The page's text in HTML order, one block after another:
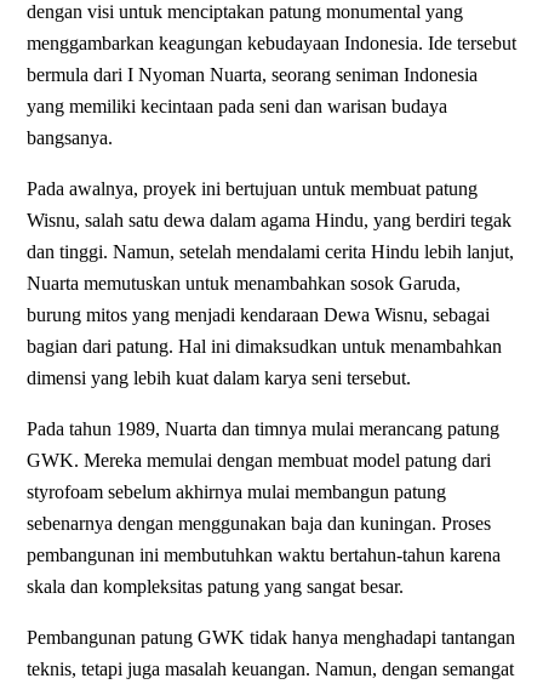
dengan visi untuk menciptakan patung monumental yang
menggambarkan keagungan kebudayaan Indonesia. Ide tersebut
bermula dari I Nyoman Nuarta, seorang seniman Indonesia
yang memiliki kecintaan pada seni dan warisan budaya
bangsanya.
Pada awalnya, proyek ini bertujuan untuk membuat patung
Wisnu, salah satu dewa dalam agama Hindu, yang berdiri tegak
dan tinggi. Namun, setelah mendalami cerita Hindu lebih lanjut,
Nuarta memutuskan untuk menambahkan sosok Garuda,
burung mitos yang menjadi kendaraan Dewa Wisnu, sebagai
bagian dari patung. Hal ini dimaksudkan untuk menambahkan
dimensi yang lebih kuat dalam karya seni tersebut.
Pada tahun 1989, Nuarta dan timnya mulai merancang patung
GWK. Mereka memulai dengan membuat model patung dari
styrofoam sebelum akhirnya mulai membangun patung
sebenarnya dengan menggunakan baja dan kuningan. Proses
pembangunan ini membutuhkan waktu bertahun-tahun karena
skala dan kompleksitas patung yang sangat besar.
Pembangunan patung GWK tidak hanya menghadapi tantangan
teknis, tetapi juga masalah keuangan. Namun, dengan semangat